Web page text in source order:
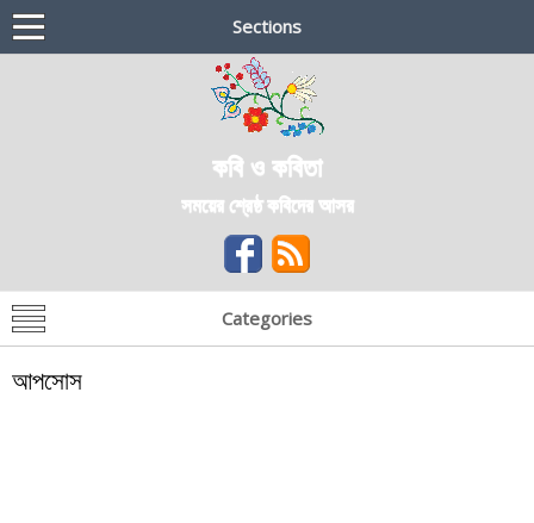
Sections
কবি ও কবিতা
সময়ের শ্রেষ্ঠ কবিদের আসর
Categories
আপসোস